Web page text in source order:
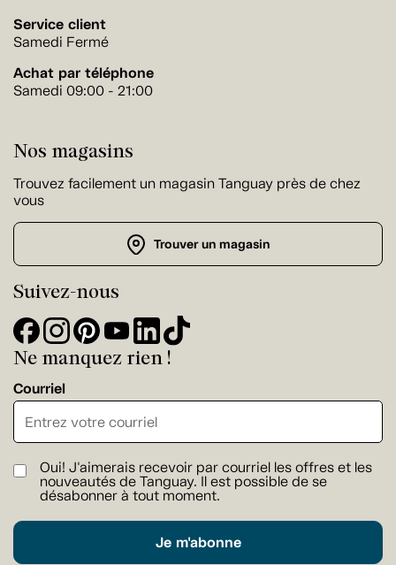
Service client
Samedi Fermé
Achat par téléphone
Samedi 09:00 - 21:00
Nos magasins
Trouvez facilement un magasin Tanguay près de chez
vous
Trouver un magasin
Suivez-nous
Ne manquez rien !
Courriel
Oui! J'aimerais recevoir par courriel les offres et les
nouveautés de Tanguay. Il est possible de se
désabonner à tout moment.
Je m'abonne